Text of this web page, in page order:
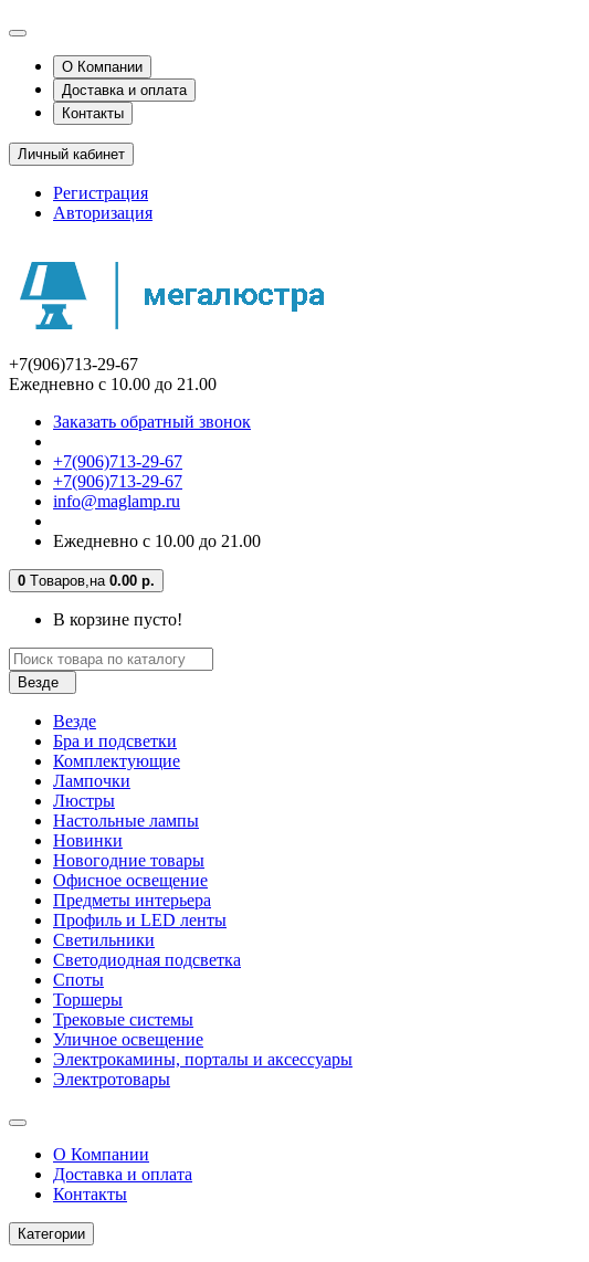
О Компании
Доставка и оплата
Контакты
Личный кабинет
Регистрация
Авторизация
+7(906)713-29-67
Ежедневно с 10.00 до 21.00
Заказать обратный звонок
+7(906)713-29-67
+7(906)713-29-67
info@maglamp.ru
Ежедневно с 10.00 до 21.00
0 Tоваров,на 0.00 р.
В корзине пусто!
Везде
Везде
Бра и подсветки
Комплектующие
Лампочки
Люстры
Настольные лампы
Новинки
Новогодние товары
Офисное освещение
Предметы интерьера
Профиль и LED ленты
Светильники
Светодиодная подсветка
Споты
Торшеры
Трековые системы
Уличное освещение
Электрокамины, порталы и аксессуары
Электротовары
О Компании
Доставка и оплата
Контакты
Категории